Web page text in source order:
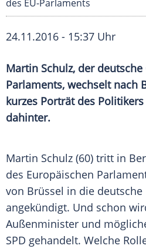
des EU-Parlaments
24.11.2016 - 15:37 Uhr
Martin Schulz, der deutsche
Parlaments, wechselt nach
kurzes Porträt des
dahinter.
Martin Schulz (60) tritt in
des Europäischen
von Brüssel in die
angekündigt. Und schon
Außenminister und
SPD gehandelt. Welche